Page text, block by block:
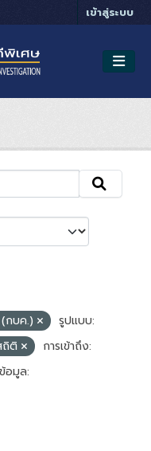
เข้าสู่ระบบ
กบค.)
รูปแบบ:
ติ
การเข้าถึง:
อมูล: